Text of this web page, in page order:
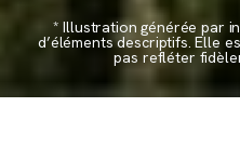
* Illustration générée par
d’éléments descriptifs. Elle
pas refléter